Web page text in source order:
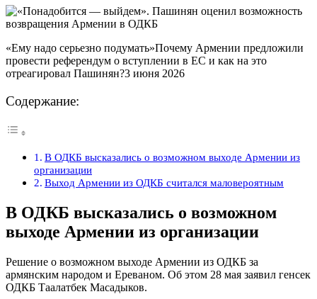
«Ему надо серьезно подумать»Почему Армении предложили
провести референдум о вступлении в ЕС и как на это
отреагировал Пашинян?3 июня 2026
Содержание:
В ОДКБ высказались о возможном выходе Армении из
организации
Выход Армении из ОДКБ считался маловероятным
В ОДКБ высказались о возможном
выходе Армении из организации
Решение о возможном выходе Армении из ОДКБ за
армянским народом и Ереваном. Об этом 28 мая заявил генсек
ОДКБ Таалатбек Масадыков.